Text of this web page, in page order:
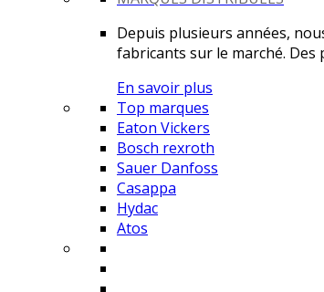
Depuis plusieurs années,
fabricants sur le marché.
En savoir plus
Top marques
Eaton Vickers
Bosch rexroth
Sauer Danfoss
Casappa
Hydac
Atos